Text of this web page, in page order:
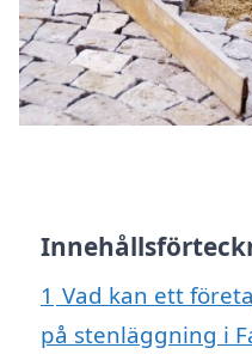
1 Vad kan ett
på stenläggning i